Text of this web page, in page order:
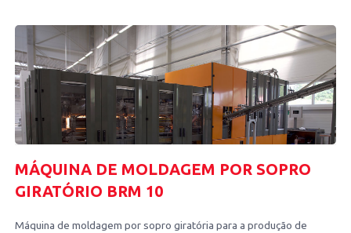
MÁQUINA DE MOLDAGEM POR SOPRO
GIRATÓRIO BRM 10
Máquina de moldagem por sopro giratória para a produção de